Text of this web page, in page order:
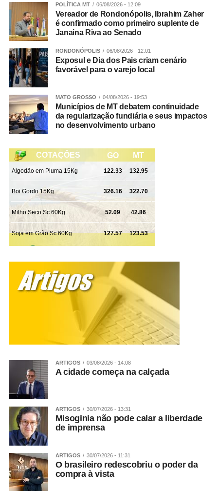
investigações e finalização do inquérito policial, com o
consequente indiciamento dos envolvidos.
Integração
Participaram da Operação Adsumus equipes da
Delegacia Especializada de Roubos e Furtos (Derf) de
Rondonópolis, com apoio da 1ª Delegacia de Polícia de
Tangará da Serra, da Gerência de Combate ao Crime
Organizado (GCCO) e da Delegacia Especializada de
Repressão ao Crime Organizado (Draco).
WhatsApp
Facebook
TwitterMessenger
LinkedIn
Share
POLÍTICA MT 06/08/2026 - 12:09
Vereador de Rondonópolis, Ibrahim Zaher
é confirmado como primeiro suplente de
Janaina Riva ao Senado
RONDONÓPOLIS 06/08/2026 - 12:01
Exposul e Dia dos Pais criam cenário
favorável para o varejo local
MATO GROSSO 04/08/2026 - 19:53
Municípios de MT debatem continuidade
da regularização fundiária e seus impactos
no desenvolvimento urbano
ARTIGOS 03/08/2026 - 14:08
A cidade começa na calçada
ARTIGOS 30/07/2026 - 13:31
Misoginia não pode calar a liberdade
de imprensa
ARTIGOS 30/07/2026 - 11:31
O brasileiro redescobriu o poder da
compra à vista